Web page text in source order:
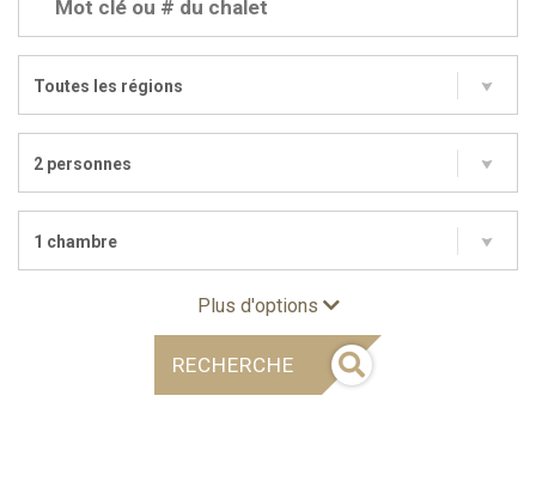
Toutes les régions
2 personnes
1 chambre
Plus d'options
RECHERCHE